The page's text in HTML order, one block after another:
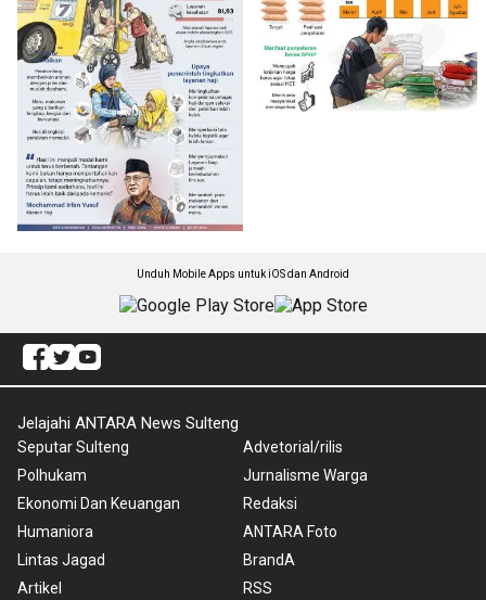
Unduh Mobile Apps untuk iOS dan Android
Jelajahi ANTARA News Sulteng
Seputar Sulteng
Polhukam
Ekonomi Dan Keuangan
Humaniora
Lintas Jagad
Artikel
Advetorial/rilis
Jurnalisme Warga
Redaksi
ANTARA Foto
BrandA
RSS